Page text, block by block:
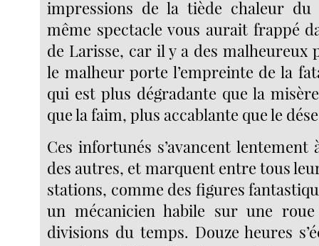
impressions de la tiède chaleur
même spectacle vous aurait frappé
de Larisse, car il y a des malheureux
le malheur porte l’empreinte de la
qui est plus dégradante que la
que la faim, plus accablante que le
Ces infortunés s’avancent lentement
des autres, et marquent entre tous
stations, comme des figures
un mécanicien habile sur une
divisions du temps. Douze heures